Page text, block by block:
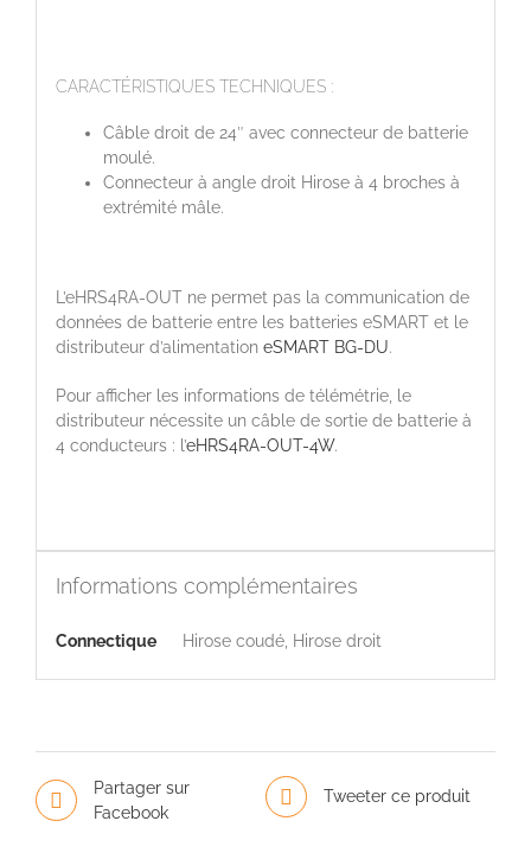
CARACTÉRISTIQUES TECHNIQUES :
Câble droit de 24″ avec connecteur de batterie
moulé.
Connecteur à angle droit Hirose à 4 broches à
extrémité mâle.
L’eHRS4RA-OUT ne permet pas la communication de
données de batterie entre les batteries eSMART et le
distributeur d’alimentation eSMART BG-DU.
Pour afficher les informations de télémétrie, le
distributeur nécessite un câble de sortie de batterie à
4 conducteurs : l’eHRS4RA-OUT-4W.
Informations complémentaires
Connectique Hirose coudé, Hirose droit
Partager sur
Facebook
Tweeter ce produit